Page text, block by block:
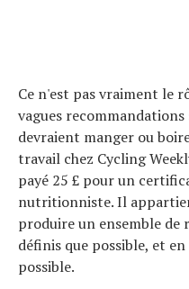
Ce n'est pas vraiment le
vagues
devraient manger ou
travail chez Cycling
payé 25 £ pour un
nutritionniste. Il
produire un ensemble de
définis que possible, et
possible.